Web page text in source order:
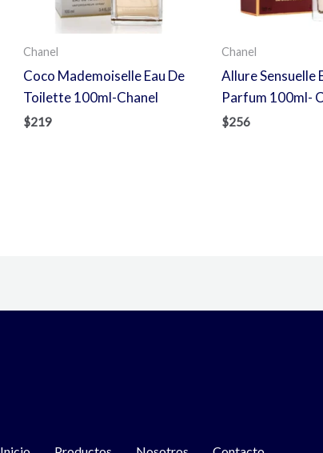
Chanel
Coco Mademoiselle Eau De
Toilette 100ml-Chanel
$219
Chanel
Allure Sensuelle
Parfum 100ml-
$256